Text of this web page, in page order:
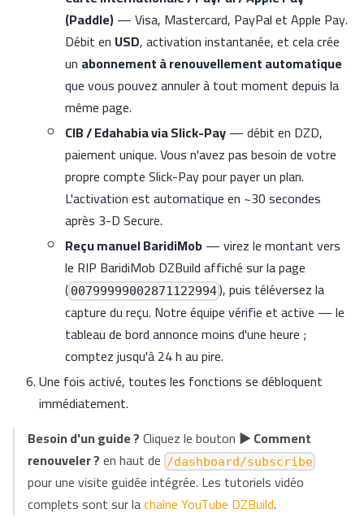
(Paddle)— Visa, Mastercard, PayPal et Apple Pay.
Débit en USD, activation instantanée, et cela crée
un abonnement à renouvellement automatique
que vous pouvez annuler à tout moment depuis la
même page.
CIB / Edahabia via Slick-Pay— débit en DZD,
paiement unique. Vous n'avez pas besoin de votre
propre compte Slick-Pay pour payer un plan.
L'activation est automatique en ~30 secondes
après 3-D Secure.
Reçu manuel BaridiMob— virez le montant vers
le RIP BaridiMob DZBuild affiché sur la page
( 00799999002871122994), puis téléversez la
capture du reçu. Notre équipe vérifie et active — le
tableau de bord annonce moins d'une heure ;
comptez jusqu'à 24 h au pire.
Une fois activé, toutes les fonctions se débloquent
immédiatement.
Besoin d'un guide ?Cliquez le bouton ▶ Comment
renouveler ?en haut de /dashboard/subscribe
pour une visite guidée intégrée. Les tutoriels vidéo
complets sont sur lachaîne YouTube DZBuild.